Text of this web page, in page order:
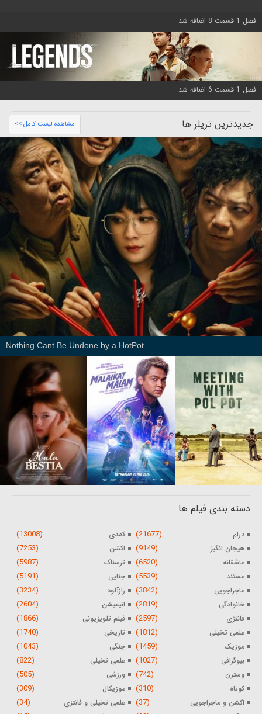
فصل 1 قسمت 8 اضافه شد
فصل 1 قسمت 6 اضافه شد
جدیدترین تریلر ها مشاهده لیست کامل >>
Nothing Cant Be Undone by a HotPot
دسته بندی فیلم ها
درام (21677) کمدی (13008)
هیجان انگیز (9149) اکشن (7253)
عاشقانه (6520) ترسناک (5987)
مستند (5539) جنایی (5191)
ماجراجویی (3842) رازآلود (3234)
خانوادگی (2819) انیمیشن (2604)
فانتزی (2597) فیلم تلویزیونی (1866)
علمی تخیلی (1812) تاریخی (1740)
موزیک (1459) جنگی (1043)
بیوگرافی (1027) علمی تخیلی (822)
وسترن (742) ورزشی (505)
کوتاه (310) موزیکال (309)
اکشن و ماجراجویی (37) علمی تخیلی و فانتزی (34)